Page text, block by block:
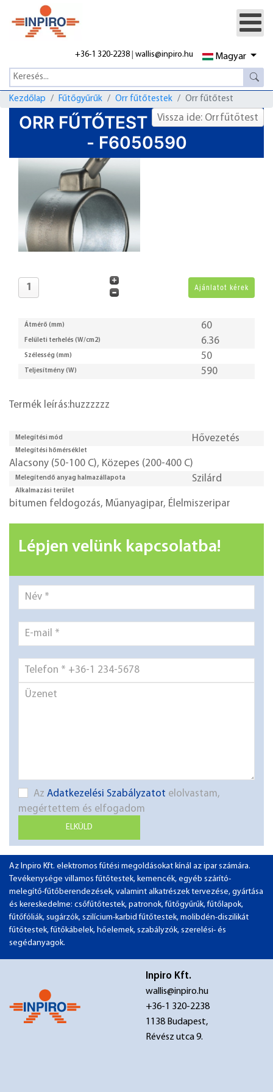
+36-1 320-2238 |wallis@inpiro.hu Magyar
Kezdőlap Fűtőgyűrűk Orr fűtőtestek Orr fűtőtest
Vissza ide: Orrfűtőtest
ORR FŰTŐTEST
- F6050590
Átmérő (mm) 60
Felületi terhelés (W/cm2) 6.36
Szélesség (mm) 50
Teljesítmény (W) 590
Termék leírás:huzzzzzz
Melegítési mód Hővezetés
Melegítési hőmérséklet
Alacsony (50-100 C), Közepes (200-400 C)
Melegítendő anyag halmazállapota Szilárd
Alkalmazási terület
bitumen feldogozás, Műanyagipar, Élelmiszeripar
Lépjen velünk kapcsolatba!
Az Adatkezelési Szabályzatot elolvastam,
megértettem és elfogadom
ELKÜLD
Az Inpiro Kft. elektromos fűtési megoldásokat kínál az ipar számára.
Tevékenysége villamos fűtőtestek, kemencék, egyéb szárító-
melegítő-fűtőberendezések, valamint alkatrészek tervezése, gyártása
és kereskedelme: csőfűtőtestek, patronok, fűtőgyűrűk, fűtőlapok,
fűtőfóliák, sugárzók, szilícium-karbid fűtőtestek, molibdén-diszilikát
fűtőtestek, fűtőkábelek, hőelemek, szabályzók, szerelési- és
segédanyagok.
Inpiro Kft.
wallis@inpiro.hu
+36-1 320-2238
1138 Budapest,
Révész utca 9.